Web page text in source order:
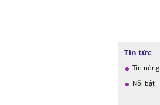
Tin tức
Tin nóng
Nổi bật